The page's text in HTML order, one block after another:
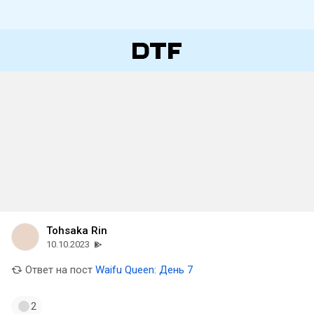
Tohsaka Rin
10.10.2023
Ответ на пост Waifu Queen: День 7
2